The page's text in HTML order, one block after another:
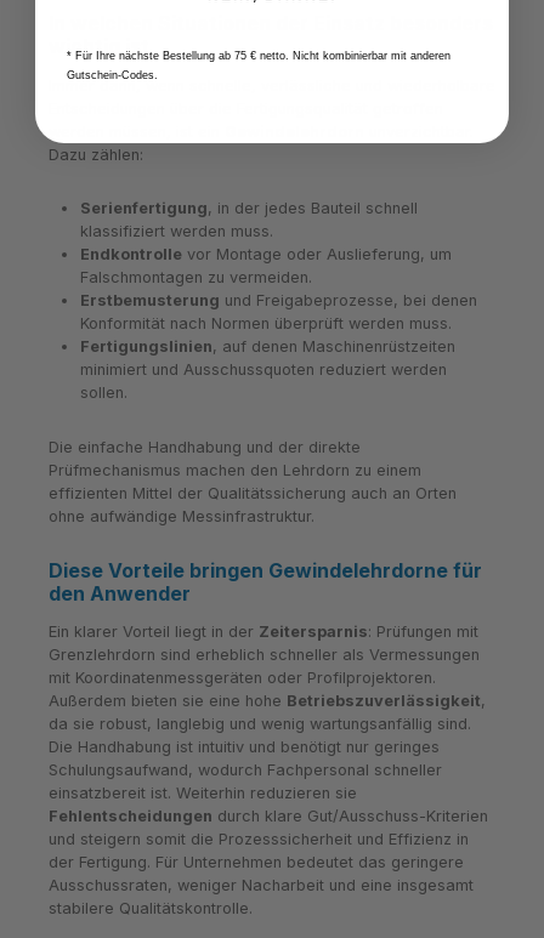
wichtig ist
Dazu zählen:
Serienfertigung, in der jedes Bauteil schnell
klassifiziert werden muss.
Endkontrollevor Montage oder Auslieferung, um
Falschmontagen zu vermeiden.
Erstbemusterung und Freigabeprozesse, bei denen
Konformität nach Normen überprüft werden muss.
Fertigungslinien, auf denen Maschinenrüstzeiten
minimiert und Ausschussquoten reduziert werden
sollen.
Die einfache Handhabung und der direkte
Prüfmechanismus machen den Lehrdorn zu einem
effizienten Mittel der Qualitätssicherung auch an Orten
ohne aufwändige Messinfrastruktur.
Diese Vorteile bringen Gewindelehrdorne für
den Anwender
Ein klarer Vorteil liegt in der Zeitersparnis: Prüfungen mit
Grenzlehrdorn sind erheblich schneller als Vermessungen
mit Koordinatenmessgeräten oder Profilprojektoren.
Außerdem bieten sie eine hohe Betriebszuverlässigkeit,
da sie robust, langlebig und wenig wartungsanfällig sind.
Die Handhabung ist intuitiv und benötigt nur geringes
Schulungsaufwand, wodurch Fachpersonal schneller
einsatzbereit ist. Weiterhin reduzieren sie
Fehlentscheidungen durch klare Gut/Ausschuss-Kriterien
und steigern somit die Prozesssicherheit und Effizienz in
der Fertigung. Für Unternehmen bedeutet das geringere
Ausschussraten, weniger Nacharbeit und eine insgesamt
stabilere Qualitätskontrolle.
* Für Ihre nächste Bestellung ab 75 € netto. Nicht kombinierbar mit anderen
Gutschein-Codes.